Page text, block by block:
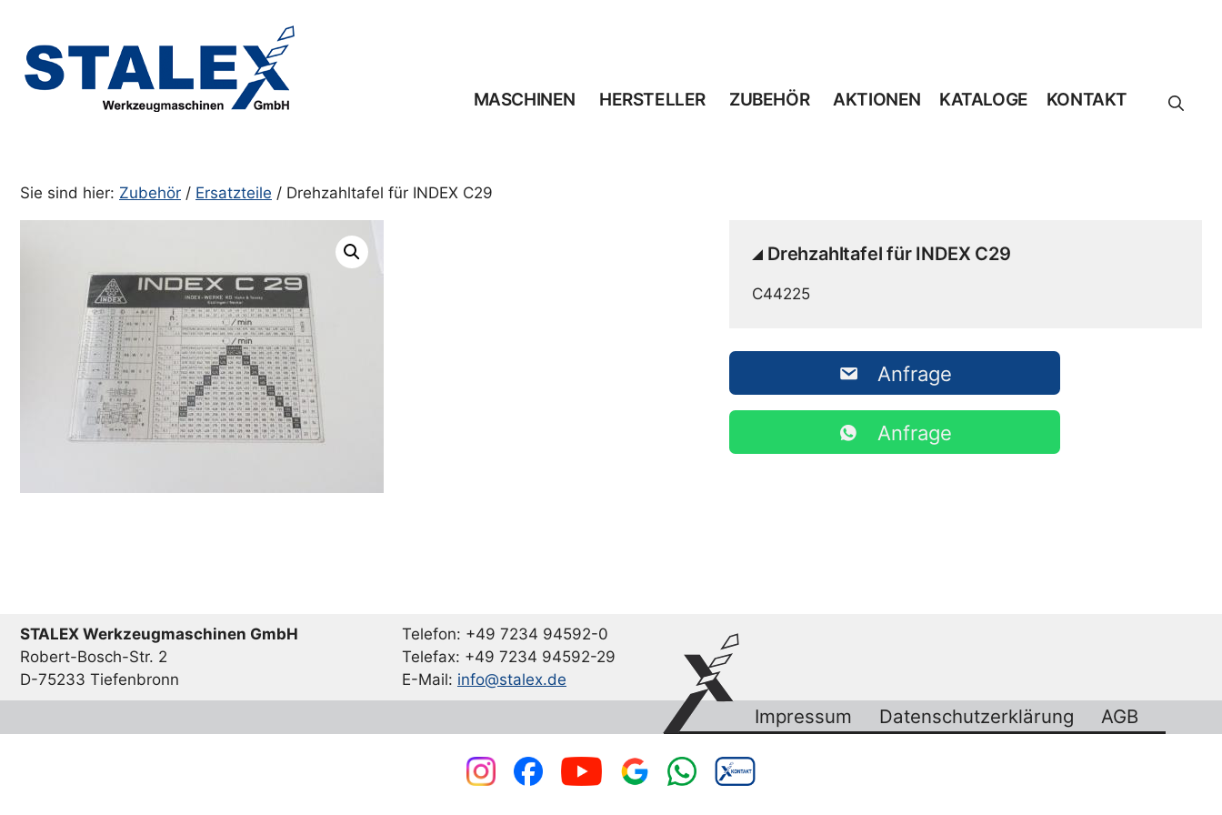
springen
MASCHINEN HERSTELLER ZUBEHÖR AKTIONEN KATALOGE KONTAKT
Sie sind hier: Zubehör / Ersatzteile / Drehzahltafel für INDEX C29
Drehzahltafel für INDEX C29
C44225
Anfrage
Anfrage
STALEX Werkzeugmaschinen GmbH
Robert-Bosch-Str. 2
D-75233 Tiefenbronn
Telefon: +49 7234 94592-0
Telefax: +49 7234 94592-29
E-Mail: info@stalex.de
Impressum Datenschutzerklärung AGB